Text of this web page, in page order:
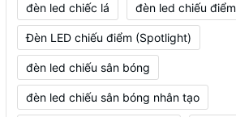
đèn led chiếc lá đèn led chiếu điểm
Đèn LED chiếu điểm (Spotlight)
đèn led chiếu sân bóng
đèn led chiếu sân bóng nhân tạo